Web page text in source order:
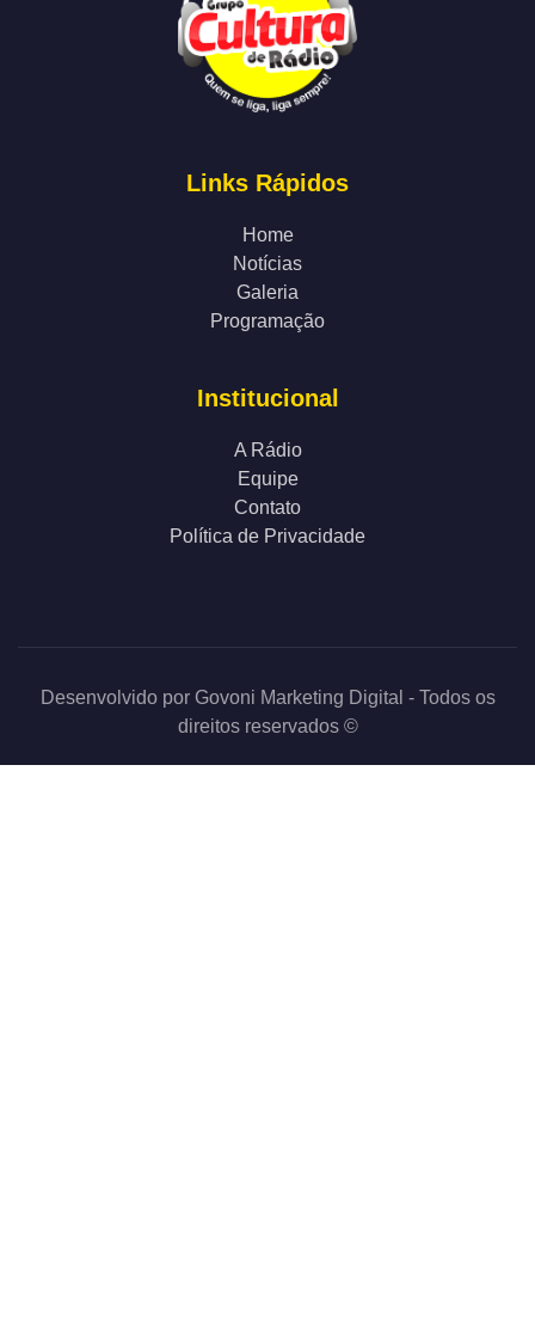
Links Rápidos
Home
Notícias
Galeria
Programação
Institucional
A Rádio
Equipe
Contato
Política de Privacidade
Desenvolvido porGovoni Marketing Digital - Todos os
direitos reservados ©